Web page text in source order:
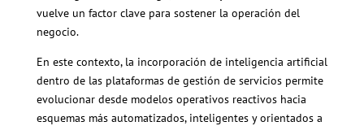
vuelve un factor clave para sostener la operación del
negocio.
En este contexto, la incorporación de inteligencia artificial
dentro de las plataformas de gestión de servicios permite
evolucionar desde modelos operativos reactivos hacia
esquemas más automatizados, inteligentes y orientados a